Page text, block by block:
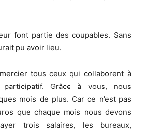
font partie des coupables. Sans
pu avoir lieu.
tous ceux qui collaborent à
participatif. Grâce à vous, nous
mois de plus. Car ce n’est pas
que chaque mois nous devons
trois salaires, les bureaux,